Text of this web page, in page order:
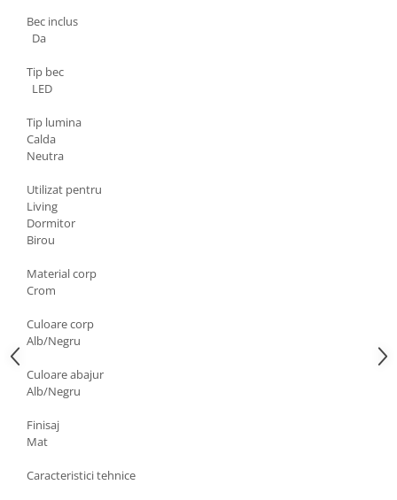
Bec inclus
Da
Tip bec
LED
Tip lumina
Calda
Neutra
Utilizat pentru
Living
Dormitor
Birou
Material corp
Crom
Culoare corp
Alb/Negru
Culoare abajur
Alb/Negru
Finisaj
Mat
Caracteristici tehnice